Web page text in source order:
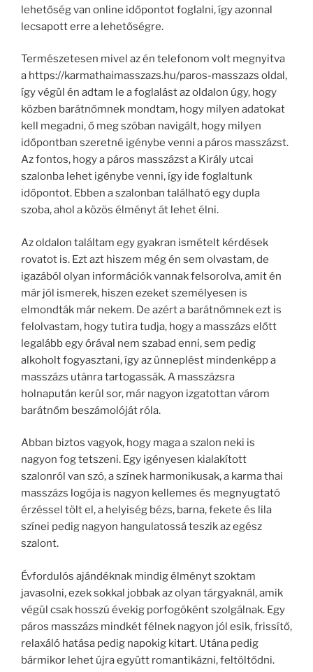
lehetőség van online időpontot foglalni, így azonnal
lecsapott erre a lehetőségre.
Természetesen mivel az én telefonom volt megnyitva
a https://karmathaimasszazs.hu/paros-masszazs oldal,
így végül én adtam le a foglalást az oldalon úgy, hogy
közben barátnőmnek mondtam, hogy milyen adatokat
kell megadni, ő meg szóban navigált, hogy milyen
időpontban szeretné igénybe venni a páros masszázst.
Az fontos, hogy a páros masszázst a Király utcai
szalonba lehet igénybe venni, így ide foglaltunk
időpontot. Ebben a szalonban található egy dupla
szoba, ahol a közös élményt át lehet élni.
Az oldalon találtam egy gyakran ismételt kérdések
rovatot is. Ezt azt hiszem még én sem olvastam, de
igazából olyan információk vannak felsorolva, amit én
már jól ismerek, hiszen ezeket személyesen is
elmondták már nekem. De azért a barátnőmnek ezt is
felolvastam, hogy tutira tudja, hogy a masszázs előtt
legalább egy órával nem szabad enni, sem pedig
alkoholt fogyasztani, így az ünneplést mindenképp a
masszázs utánra tartogassák. A masszázsra
holnapután kerül sor, már nagyon izgatottan várom
barátnőm beszámolóját róla.
Abban biztos vagyok, hogy maga a szalon neki is
nagyon fog tetszeni. Egy igényesen kialakított
szalonról van szó, a színek harmonikusak, a karma thai
masszázs logója is nagyon kellemes és megnyugtató
érzéssel tölt el, a helyiség bézs, barna, fekete és lila
színei pedig nagyon hangulatossá teszik az egész
szalont.
Évfordulós ajándéknak mindig élményt szoktam
javasolni, ezek sokkal jobbak az olyan tárgyaknál, amik
végül csak hosszú évekig porfogóként szolgálnak. Egy
páros masszázs mindkét félnek nagyon jól esik, frissítő,
relaxáló hatása pedig napokig kitart. Utána pedig
bármikor lehet újra együtt romantikázni, feltöltődni.